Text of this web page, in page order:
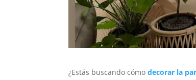
¿Estás buscando cómodecorar la